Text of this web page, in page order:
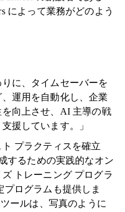
によって業務がどのよう
に、タイムセーバーを
運用を自動化し、企業
向上させ、AI 主導の戦
援しています。」
プラクティスを確立
するための実践的なオン
トレーニング プログラ
プログラムも提供しま
ールは、写真のように